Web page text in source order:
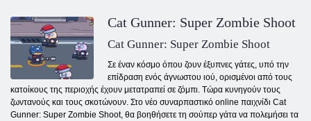
Cat Gunner: Super Zombie Shoot
Cat Gunner: Super Zombie Shoot
Σε έναν κόσμο όπου ζουν έξυπνες γάτες, υπό την
επίδραση ενός άγνωστου ιού, ορισμένοι από τους
κατοίκους της περιοχής έχουν μετατραπεί σε ζόμπι. Τώρα κυνηγούν τους
ζωντανούς και τους σκοτώνουν. Στο νέο συναρπαστικό online παιχνίδι Cat
Gunner: Super Zombie Shoot, θα βοηθήσετε τη σούπερ γάτα να πολεμήσει τα